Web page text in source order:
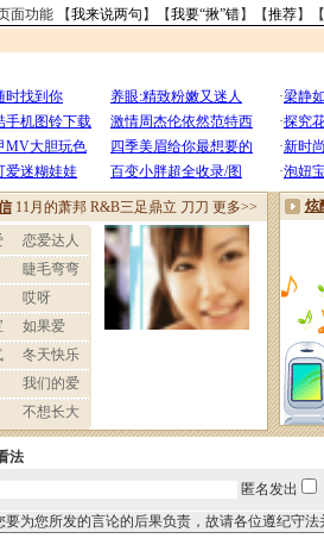
面功能 【我来说两句 】【我要“揪”错】【推荐】
法
匿名发出
要为您所发的言论的后果负责，故请各位遵纪守